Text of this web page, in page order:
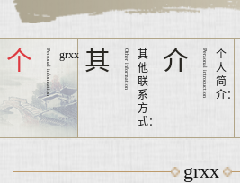
个 Personal information grxx 其 Other information
其
他
联
系
方
式：
介 Peraonal introduction
个
人
简
介：
grxx